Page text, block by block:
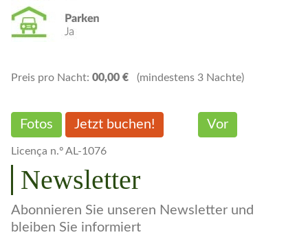
Jetzt buchen!
Licença n.º AL-1076
Newsletter
Abonnieren Sie unseren Newsletter und